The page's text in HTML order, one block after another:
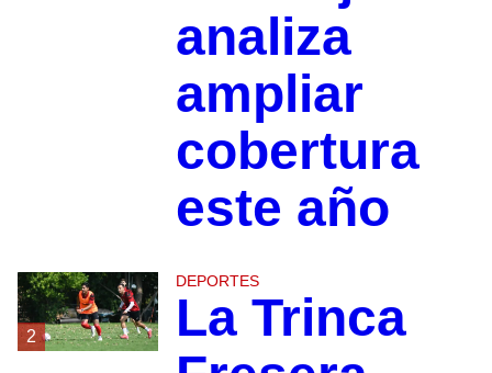
analiza
ampliar
cobertura
este año
2
DEPORTES
La Trinca